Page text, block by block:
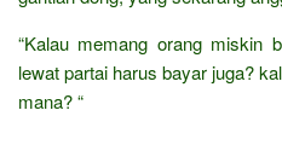
“Kalau memang orang miskin
lewat partai harus bayar juga?
mana? “